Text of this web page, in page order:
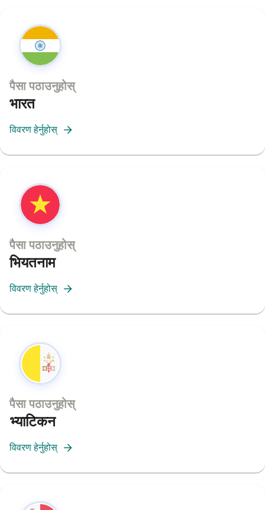
पैसा पठाउनुहोस्
भारत
विवरण हेर्नुहोस्
पैसा पठाउनुहोस्
भियतनाम
विवरण हेर्नुहोस्
पैसा पठाउनुहोस्
भ्याटिकन
विवरण हेर्नुहोस्